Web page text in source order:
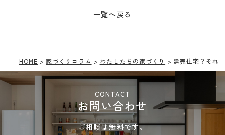
一覧へ戻る
HOME 家づくりコラム わたしたちの家づくり 建売住宅？それ
CONTACT
お問い合わせ
ご相談は無料です。